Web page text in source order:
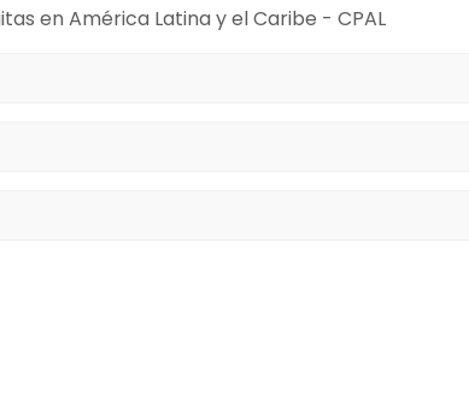
en América Latina y el Caribe - CPAL